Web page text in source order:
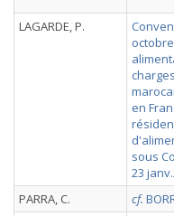
LAGARDE, P.
en
sous
23
PARRA, C. cf.